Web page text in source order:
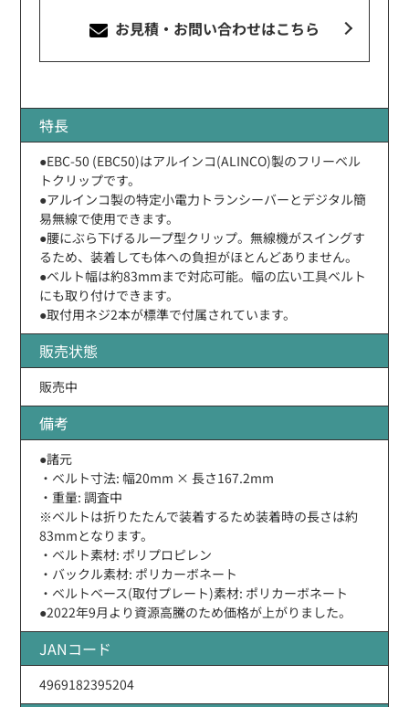
お見積・お問い合わせはこちら
特長
●EBC-50 (EBC50)はアルインコ(ALINCO)製のフリーベル
トクリップです。
●アルインコ製の特定小電力トランシーバーとデジタル簡
易無線で使用できます。
●腰にぶら下げるループ型クリップ。無線機がスイングす
るため、装着しても体への負担がほとんどありません。
●ベルト幅は約83mmまで対応可能。幅の広い工具ベルト
にも取り付けできます。
●取付用ネジ2本が標準で付属されています。
販売状態
販売中
備考
●諸元
・ベルト寸法: 幅20mm × 長さ167.2mm
・重量: 調査中
※ベルトは折りたたんで装着するため装着時の長さは約
83mmとなります。
・ベルト素材: ポリプロピレン
・バックル素材: ポリカーボネート
・ベルトベース(取付プレート)素材: ポリカーボネート
●2022年9月より資源高騰のため価格が上がりました。
JANコード
4969182395204